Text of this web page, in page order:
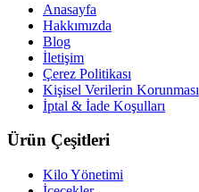
Anasayfa
Hakkımızda
Blog
İletişim
Çerez Politikası
Kişisel Verilerin Korunması
İptal & İade Koşulları
Ürün Çeşitleri
Kilo Yönetimi